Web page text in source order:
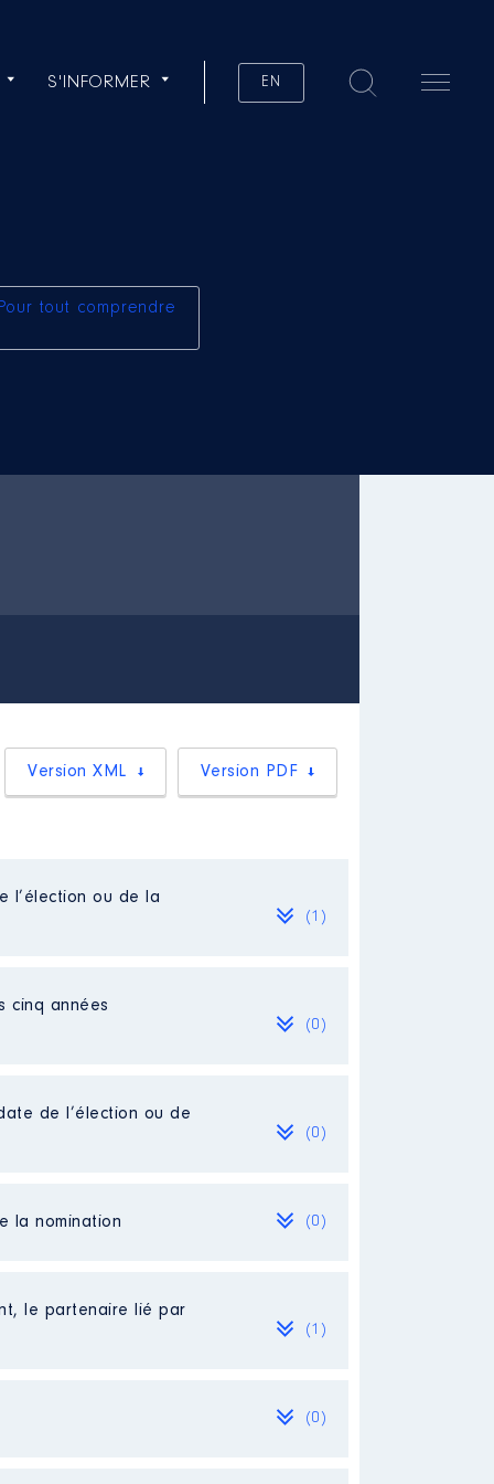
S'INFORMER EN
tout comprendre
Version PDF
Version XML
l’élection ou de la
(1)
cinq années
(0)
de l’élection ou de
(0)
la nomination (0)
le partenaire lié par
(1)
(0)